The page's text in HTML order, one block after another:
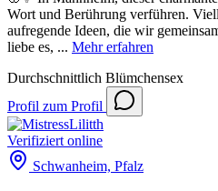
Wort und Berührung verführen.
aufregende Ideen, die wir
liebe es, ... Mehr erfahren
Durchschnittlich Blümchensex
Profil zum Profil
Verifiziert online
Schwanheim, Pfalz